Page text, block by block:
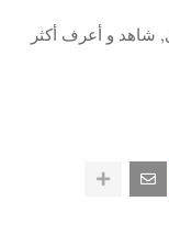
شاهد و أعرف أكثر